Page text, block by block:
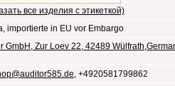
все изделия с этикеткой)
importierte in EU vor Embargo
GmbH, Zur Loev 22, 42489
, +4920581799862